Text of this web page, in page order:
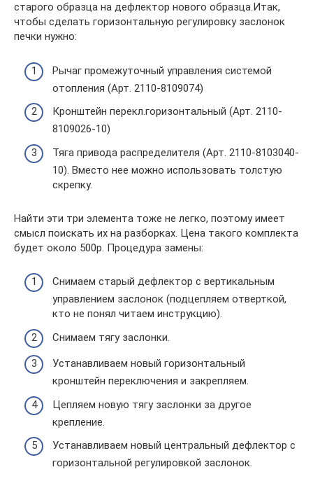
старого образца на дефлектор нового образца.Итак,
чтобы сделать горизонтальную регулировку заслонок
печки нужно:
Рычаг промежуточный управления системой
отопления (Арт. 2110-8109074)
Кронштейн перекл.горизонтальный (Арт. 2110-
8109026-10)
Тяга привода распределителя (Арт. 2110-8103040-
10). Вместо нее можно использовать толстую
скрепку.
Найти эти три элемента тоже не легко, поэтому имеет
смысл поискать их на разборках. Цена такого комплекта
будет около 500р. Процедура замены:
Снимаем старый дефлектор с вертикальным
управлением заслонок (подцепляем отверткой,
кто не понял читаем инструкцию).
Снимаем тягу заслонки.
Устанавливаем новый горизонтальный
кронштейн переключения и закрепляем.
Цепляем новую тягу заслонки за другое
крепление.
Устанавливаем новый центральный дефлектор с
горизонтальной регулировкой заслонок.